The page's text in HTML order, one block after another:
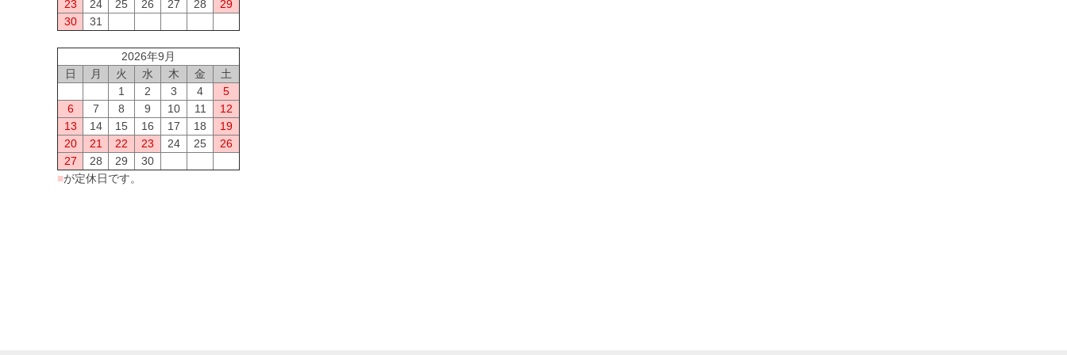
23
24 25 26 27 28
29
30
31
2026年9月
日
月 火 水 木 金
土
1
2 3 4
5
6
7 8 9 10 11
12
13
14 15 16 17 18
19
20
21 22 23 24 25
26
27
28 29
30
■が定休日です。